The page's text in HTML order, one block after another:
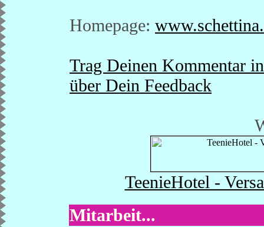
Homepage:
Trag Deinen Kommentar
über Dein Feedback
TeenieHotel -
Mitarbeit...